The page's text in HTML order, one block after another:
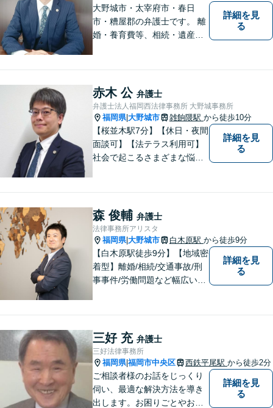
大野城市・太宰府市・春日
市・糟屋郡の弁護士です。 離
婚・養育費等、相続・遺産分
料相談あり。出張相談あり。
２０時まで営業。福岡県全域
と周辺対応。
詳細を見
る
赤木 公 弁護士
弁護士法人福岡西法律事務所 大野城事務所
福岡県|大野城市 雑餉隈駅 から徒歩10分
【桜並木駅7分】【休日・夜間
面談可】【法テラス利用可】
社会で起こるさまざまな悩み
す。 困りごとやご相談があり
ましたら、どうぞお気軽にお
声がけください。
詳細を見
る
森 俊輔 弁護士
法律事務所アリスタ
福岡県|大野城市 白木原駅 から徒歩9分
【白木原駅徒歩9分】【地域密
着型】離婚/相続/交通事故/刑
事事件/労働問題など幅広い事
せたオーダーメイド対応を心
がけています。
詳細を見
る
三好 充 弁護士
三好法律事務所
福岡県|福岡市中央区 西鉄平尾駅 から徒歩2分
ご相談者様のお話をじっくり
伺い、最適な解決方法を導き
出します。お困りごとやお悩
詳細を見
る